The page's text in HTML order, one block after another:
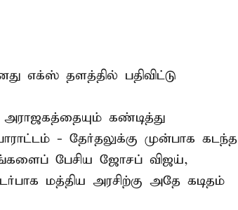
எக்ஸ் தளத்தில் பதிவிட்டு
கண்டித்து
- தேர்தலுக்கு முன்பாக கடந்த
பேசிய ஜோசப் விஜய்,
மத்திய அரசிற்கு அதே கடிதம்